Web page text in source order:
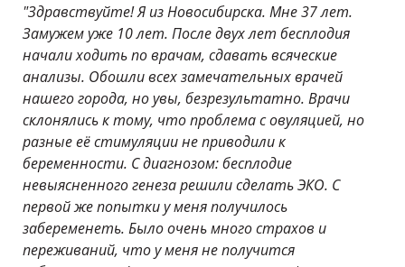
"Здравствуйте! Я из Новосибирска. Мне 37 лет.
Замужем уже 10 лет. После двух лет бесплодия
начали ходить по врачам, сдавать всяческие
анализы. Обошли всех замечательных врачей
нашего города, но увы, безрезультатно. Врачи
склонялись к тому, что проблема с овуляцией, но
разные её стимуляции не приводили к
беременности. С диагнозом: бесплодие
невыясненного генеза решили сделать ЭКО. С
первой же попытки у меня получилось
забеременеть. Было очень много страхов и
переживаний, что у меня не получится